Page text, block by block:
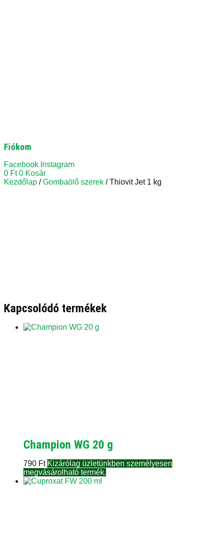
Fiókom
Facebook Instagram
0 Ft 0 Kosár
Kezdőlap /Gombaölő szerek / Thiovit Jet 1 kg
Kapcsolódó termékek
Champion WG 20 g
790 Ft Kizárólag üzletünkben személyesen
megvásárolható termék.